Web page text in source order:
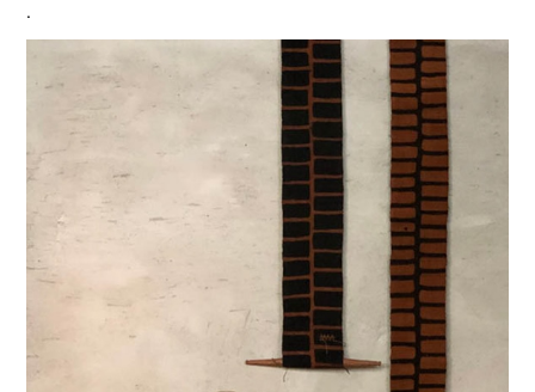
.